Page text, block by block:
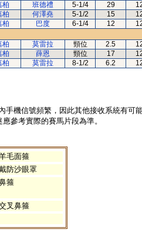
柏 班德禮 5-1/4 29
柏 何澤堯 5-1/2 15
柏 巴度 6-1/4 12
柏 莫雷拉 頸位 2.5
柏 薛恩 頸位 17
柏 莫雷拉 8-1/2 6.2
機信號頻繁，因此其他接收系統有可
參考實際的賽馬片段為準。
毛面箍
防沙眼罩
箍
叉鼻箍